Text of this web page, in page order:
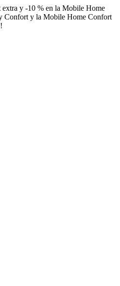
extra y -10 % en la Mobile Home
Confort y la Mobile Home Confort